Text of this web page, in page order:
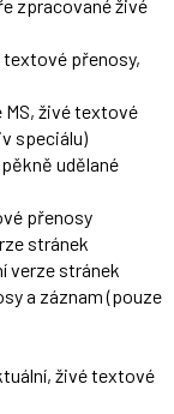
zpracované živé
textové přenosy,
živé textové
speciálu)
udělané
přenosy
stránek
verze stránek
a záznam (pouze
živé textové